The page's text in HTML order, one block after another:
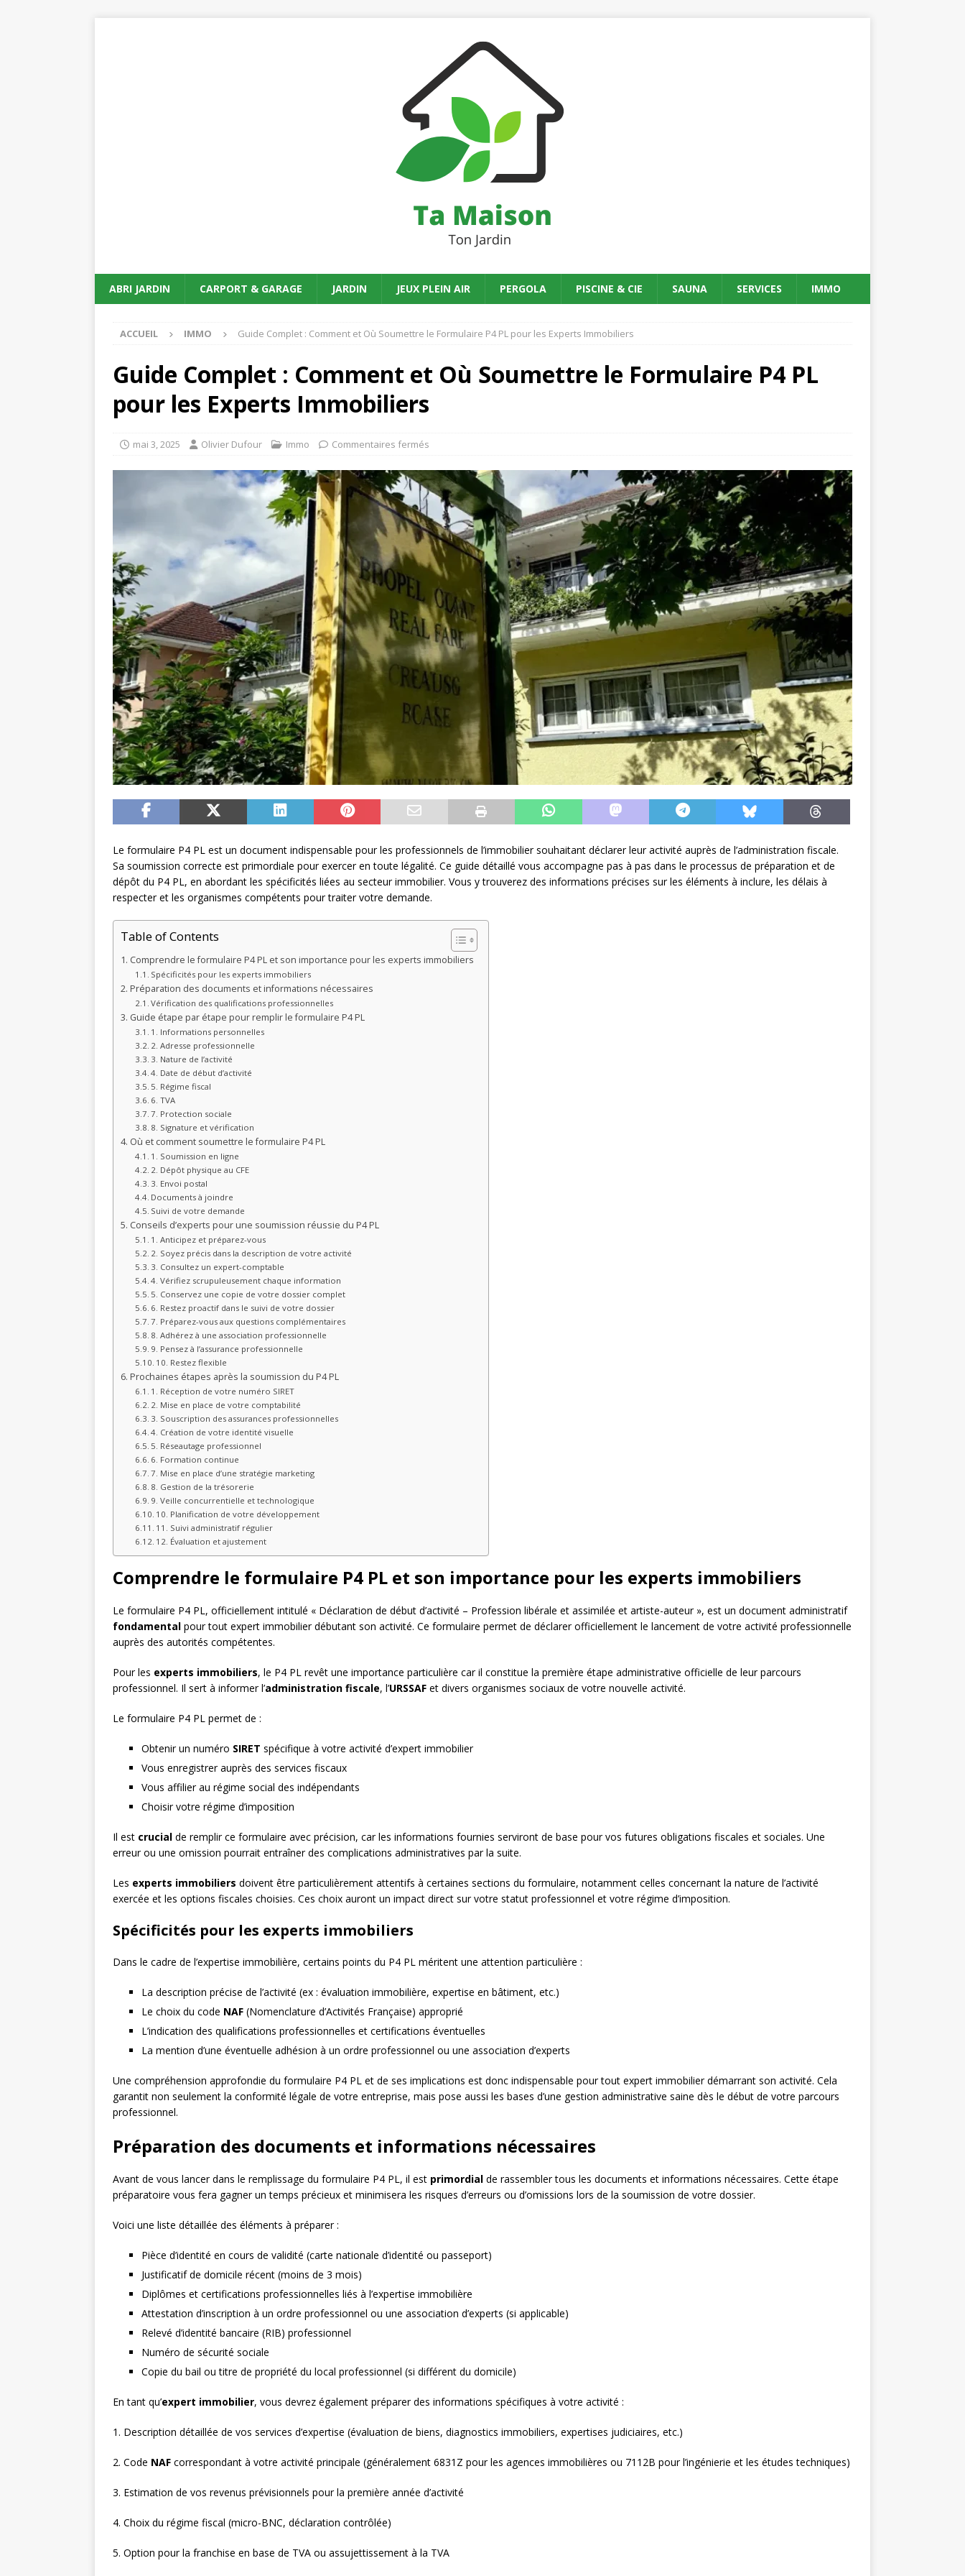
ABRI JARDIN CARPORT & GARAGE JARDIN JEUX PLEIN AIR PERGOLA PISCINE & CIE SAUNA SERVICES IMMO
ACCUEIL IMMO Guide Complet : Comment et Où Soumettre le Formulaire P4 PL pour les Experts Immobiliers
Guide Complet : Comment et Où Soumettre le Formulaire P4 PL
pour les Experts Immobiliers
mai 3, 2025 Olivier Dufour Immo Commentaires fermés
Le formulaire P4 PL est un document indispensable pour les professionnels de l’immobilier souhaitant déclarer leur activité auprès de l’administration fiscale.
Sa soumission correcte est primordiale pour exercer en toute légalité. Ce guide détaillé vous accompagne pas à pas dans le processus de préparation et de
dépôt du P4 PL, en abordant les spécificités liées au secteur immobilier. Vous y trouverez des informations précises sur les éléments à inclure, les délais à
respecter et les organismes compétents pour traiter votre demande.
Table of Contents
Comprendre le formulaire P4 PL et son importance pour les experts immobiliers
Spécificités pour les experts immobiliers
Préparation des documents et informations nécessaires
Vérification des qualifications professionnelles
Guide étape par étape pour remplir le formulaire P4 PL
1. Informations personnelles
2. Adresse professionnelle
3. Nature de l’activité
4. Date de début d’activité
5. Régime fiscal
6. TVA
7. Protection sociale
8. Signature et vérification
Où et comment soumettre le formulaire P4 PL
1. Soumission en ligne
2. Dépôt physique au CFE
3. Envoi postal
Documents à joindre
Suivi de votre demande
Conseils d’experts pour une soumission réussie du P4 PL
1. Anticipez et préparez-vous
2. Soyez précis dans la description de votre activité
3. Consultez un expert-comptable
4. Vérifiez scrupuleusement chaque information
5. Conservez une copie de votre dossier complet
6. Restez proactif dans le suivi de votre dossier
7. Préparez-vous aux questions complémentaires
8. Adhérez à une association professionnelle
9. Pensez à l’assurance professionnelle
10. Restez flexible
Prochaines étapes après la soumission du P4 PL
1. Réception de votre numéro SIRET
2. Mise en place de votre comptabilité
3. Souscription des assurances professionnelles
4. Création de votre identité visuelle
5. Réseautage professionnel
6. Formation continue
7. Mise en place d’une stratégie marketing
8. Gestion de la trésorerie
9. Veille concurrentielle et technologique
10. Planification de votre développement
11. Suivi administratif régulier
12. Évaluation et ajustement
Comprendre le formulaire P4 PL et son importance pour les experts immobiliers
Le formulaire P4 PL, officiellement intitulé « Déclaration de début d’activité – Profession libérale et assimilée et artiste-auteur », est un document administratif
fondamental pour tout expert immobilier débutant son activité. Ce formulaire permet de déclarer officiellement le lancement de votre activité professionnelle
auprès des autorités compétentes.
Pour les experts immobiliers, le P4 PL revêt une importance particulière car il constitue la première étape administrative officielle de leur parcours
professionnel. Il sert à informer l’administration fiscale, l’URSSAF et divers organismes sociaux de votre nouvelle activité.
Le formulaire P4 PL permet de :
Obtenir un numéro SIRET spécifique à votre activité d’expert immobilier
Vous enregistrer auprès des services fiscaux
Vous affilier au régime social des indépendants
Choisir votre régime d’imposition
Il est crucial de remplir ce formulaire avec précision, car les informations fournies serviront de base pour vos futures obligations fiscales et sociales. Une
erreur ou une omission pourrait entraîner des complications administratives par la suite.
Les experts immobiliers doivent être particulièrement attentifs à certaines sections du formulaire, notamment celles concernant la nature de l’activité
exercée et les options fiscales choisies. Ces choix auront un impact direct sur votre statut professionnel et votre régime d’imposition.
Spécificités pour les experts immobiliers
Dans le cadre de l’expertise immobilière, certains points du P4 PL méritent une attention particulière :
La description précise de l’activité (ex : évaluation immobilière, expertise en bâtiment, etc.)
Le choix du code NAF (Nomenclature d’Activités Française) approprié
L’indication des qualifications professionnelles et certifications éventuelles
La mention d’une éventuelle adhésion à un ordre professionnel ou une association d’experts
Une compréhension approfondie du formulaire P4 PL et de ses implications est donc indispensable pour tout expert immobilier démarrant son activité. Cela
garantit non seulement la conformité légale de votre entreprise, mais pose aussi les bases d’une gestion administrative saine dès le début de votre parcours
professionnel.
Préparation des documents et informations nécessaires
Avant de vous lancer dans le remplissage du formulaire P4 PL, il est primordial de rassembler tous les documents et informations nécessaires. Cette étape
préparatoire vous fera gagner un temps précieux et minimisera les risques d’erreurs ou d’omissions lors de la soumission de votre dossier.
Voici une liste détaillée des éléments à préparer :
Pièce d’identité en cours de validité (carte nationale d’identité ou passeport)
Justificatif de domicile récent (moins de 3 mois)
Diplômes et certifications professionnelles liés à l’expertise immobilière
Attestation d’inscription à un ordre professionnel ou une association d’experts (si applicable)
Relevé d’identité bancaire (RIB) professionnel
Numéro de sécurité sociale
Copie du bail ou titre de propriété du local professionnel (si différent du domicile)
En tant qu’expert immobilier, vous devrez également préparer des informations spécifiques à votre activité :
1. Description détaillée de vos services d’expertise (évaluation de biens, diagnostics immobiliers, expertises judiciaires, etc.)
2. Code NAF correspondant à votre activité principale (généralement 6831Z pour les agences immobilières ou 7112B pour l’ingénierie et les études techniques)
3. Estimation de vos revenus prévisionnels pour la première année d’activité
4. Choix du régime fiscal (micro-BNC, déclaration contrôlée)
5. Option pour la franchise en base de TVA ou assujettissement à la TVA